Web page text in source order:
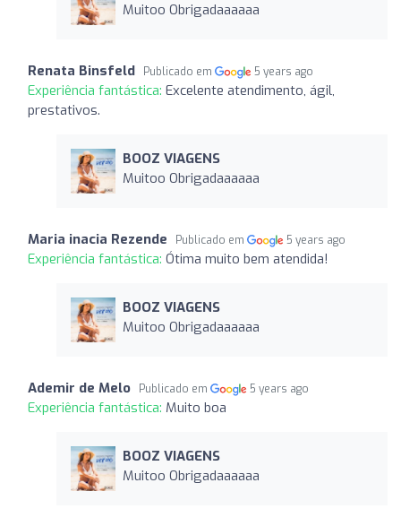
Muitoo Obrigadaaaaaa
Renata Binsfeld Publicado em 5 years ago
Experiência fantástica: Excelente atendimento, ágil,
prestativos.
BOOZ VIAGENS
Muitoo Obrigadaaaaaa
Maria inacia Rezende Publicado em 5 years ago
Experiência fantástica: Ótima muito bem atendida!
BOOZ VIAGENS
Muitoo Obrigadaaaaaa
Ademir de Melo Publicado em 5 years ago
Experiência fantástica: Muito boa
BOOZ VIAGENS
Muitoo Obrigadaaaaaa